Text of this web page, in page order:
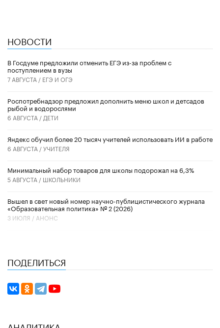
НОВОСТИ
В Госдуме предложили отменить ЕГЭ из-за проблем с
поступлением в вузы
7 АВГУСТА / ЕГЭ И ОГЭ
Роспотребнадзор предложил дополнить меню школ и детсадов
рыбой и водорослями
6 АВГУСТА / ДЕТИ
​Яндекс обучил более 20 тысяч учителей использовать ИИ в работе
6 АВГУСТА /УЧИТЕЛЯ
Минимальный набор товаров для школы подорожал на 6,3%
5 АВГУСТА / ШКОЛЬНИКИ
Вышел в свет новый номер научно-публицистического журнала
«Образовательная политика» № 2 (2026)
3 ИЮЛЯ / АНОНС
ПОДЕЛИТЬСЯ